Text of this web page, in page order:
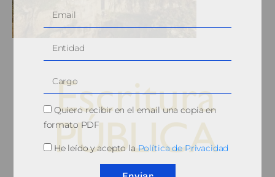
Quiero recibir en el email una copia en
formato PDF
He leído y acepto laPolítica de Privacidad